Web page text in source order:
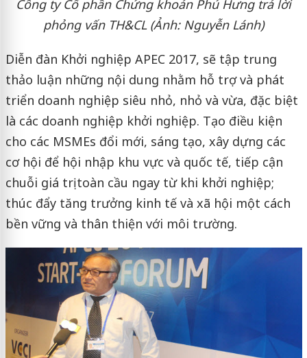
Công ty Cổ phần Chứng khoán Phú Hưng trả lời
phỏng vấn TH&CL (Ảnh: Nguyễn Lánh)
Diễn đàn Khởi nghiệp APEC 2017, sẽ tập trung
thảo luận những nội dung nhằm hỗ trợ và phát
triển doanh nghiệp siêu nhỏ, nhỏ và vừa, đặc biệt
là các doanh nghiệp khởi nghiệp. Tạo điều kiện
cho các MSMEs đổi mới, sáng tạo, xây dựng các
cơ hội để hội nhập khu vực và quốc tế, tiếp cận
chuỗi giá trị toàn cầu ngay từ khi khởi nghiệp;
thúc đẩy tăng trưởng kinh tế và xã hội một cách
bền vững và thân thiện với môi trường.